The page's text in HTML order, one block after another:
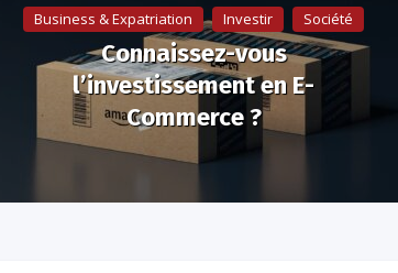
Business & Expatriation Investir Société
Connaissez-vous
l’investissement en E-
Commerce ?